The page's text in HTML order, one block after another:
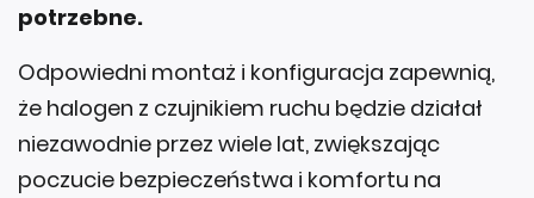
potrzebne.
Odpowiedni montaż i konfiguracja zapewnią,
że halogen z czujnikiem ruchu będzie działał
niezawodnie przez wiele lat, zwiększając
poczucie bezpieczeństwa i komfortu na